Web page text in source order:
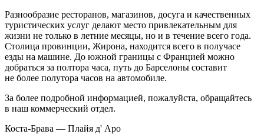
Разнообразие ресторанов, магазинов, досуга и качественных
туристических услуг делают место привлекательным для
жизни не только в летние месяцы, но и в течение всего года.
Столица провинции, Жирона, находится всего в получасе
езды на машине. До южной границы с Францией можно
добраться за полтора часа, путь до Барселоны составит
не более полутора часов на автомобиле.
За более подробной информацией, пожалуйста, обращайтесь
в наш коммерческий отдел.
Коста-Брава — Плайя д' Аро